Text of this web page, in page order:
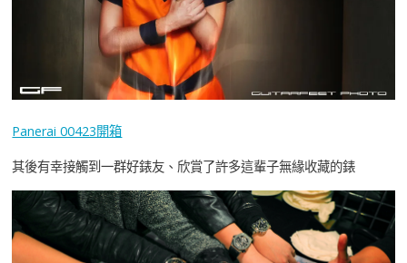
Panerai 00423開箱
其後有幸接觸到一群好錶友、欣賞了許多這輩子無緣收藏的錶